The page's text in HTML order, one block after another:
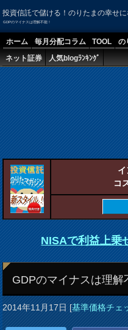
投資信託で儲ける！のりたまの幸せ
GDPのマイナスは理解不能！
ホーム 毎月分配コラム TOOL の
ネット証券
人気blogﾗﾝｷﾝｸﾞ
コ
NISAで利益上乗
GDPのマイナスは理解
2014年11月17日[基準価格チェ